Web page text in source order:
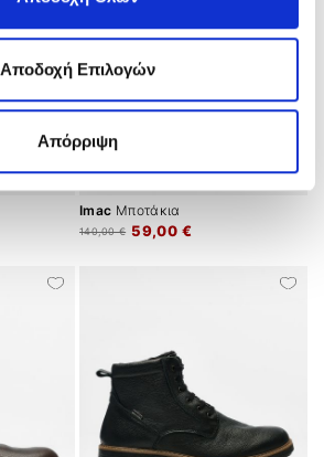
Αποδοχή Επιλογών
Απόρριψη
Imac Μποτάκια
59,00 €
140,00 €